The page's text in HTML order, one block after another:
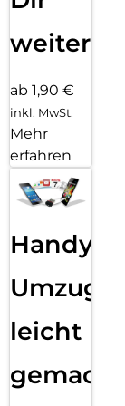
weiter
ab 1,90 €
inkl. MwSt.
Mehr
erfahren
Handy
Umzug
leicht
gemacht!